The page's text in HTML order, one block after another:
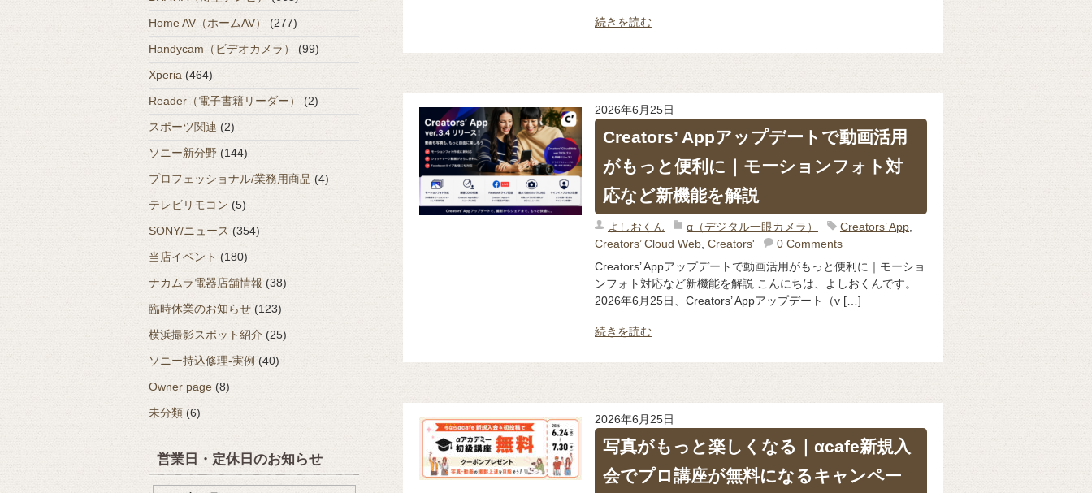
続きを読む
2026年6月25日
Creators’ Appアップデートで動画活用
がもっと便利に｜モーションフォト対
応など新機能を解説
よしおくん α（デジタル一眼カメラ） Creators’ App,
Creators’ Cloud Web, Creators'
0 Comments
Creators’ Appアップデートで動画活用がもっと便利に｜モーショ
ンフォト対応など新機能を解説 こんにちは、よしおくんです。
2026年6月25日、Creators’ Appアップデート（v […]
続きを読む
2026年6月25日
写真がもっと楽しくなる｜αcafe新規入
会でプロ講座が無料になるキャンペー
Home AV（ホームAV）
(277)
Handycam（ビデオカメラ）
(99)
Xperia (464)
Reader（電子書籍リーダー）
(2)
スポーツ関連 (2)
ソニー新分野 (144)
プロフェッショナル/業務用商品 (4)
テレビリモコン (5)
SONY/ニュース (354)
当店イベント (180)
ナカムラ電器店舗情報 (38)
臨時休業のお知らせ (123)
横浜撮影スポット紹介 (25)
ソニー持込修理-実例 (40)
Owner page (8)
未分類 (6)
営業日・定休日のお知らせ